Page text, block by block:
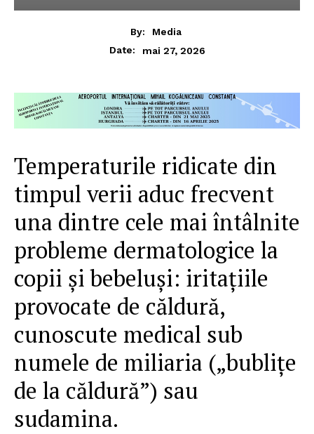
By:
Media
Date:
mai 27, 2026
Temperaturile ridicate din
timpul verii aduc frecvent
una dintre cele mai întâlnite
probleme dermatologice la
copii și bebeluși: iritațiile
provocate de căldură,
cunoscute medical sub
numele de miliaria („bublițe
de la căldură”) sau
sudamina.